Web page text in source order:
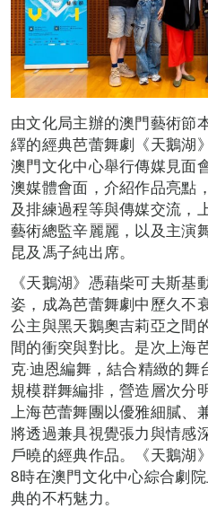
由文化局主辦的澳門藝術節
繹的經典芭蕾舞劇《天鵝湖
澳門文化中心舉行傳媒見面
澳媒體會面，介紹作品亮點
及排練過程等與傳媒交流，
藝術總監辛麗麗，以及主演
昆及馮子純出席。
《天鵝湖》憑藉柴可夫斯
姿，成為芭蕾舞劇中歷久不
公主與黑天鵝奧吉莉亞之間
間的衝突與對比。是次上海
克‧迪恩編舞，結合精緻的
規模群舞編排，營造層次分
上海芭蕾舞團以優雅細膩、
將透過兼具視覺張力與情感
戶曉的經典作品。《天鵝湖
8時在澳門文化中心綜合劇
典的不朽魅力。